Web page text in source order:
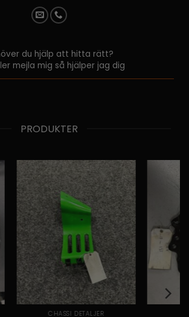
du hjälp att hitta rätt?
mejla mig så hjälper jag dig
PRODUKTER
CHASSI DETALJER